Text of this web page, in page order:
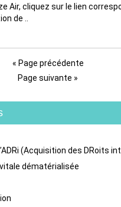
Air, cliquez sur le lien
de ..
« Page précédente
Page suivante »
(Acquisition des DRoits
dématérialisée